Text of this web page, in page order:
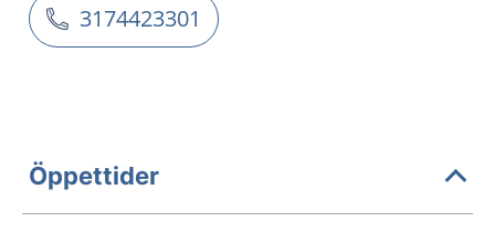
3174423301
Öppettider